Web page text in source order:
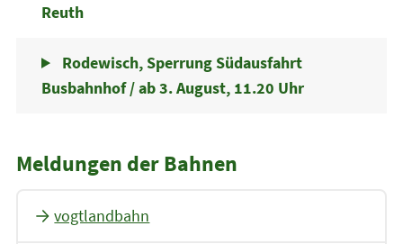
Reuth
Rodewisch, Sperrung Südausfahrt
Busbahnhof / ab 3. August, 11.20 Uhr
Meldungen der Bahnen
vogtlandbahn